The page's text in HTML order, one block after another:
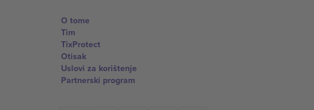
O tome
Tim
TixProtect
Otisak
Uslovi za korištenje
Partnerski program